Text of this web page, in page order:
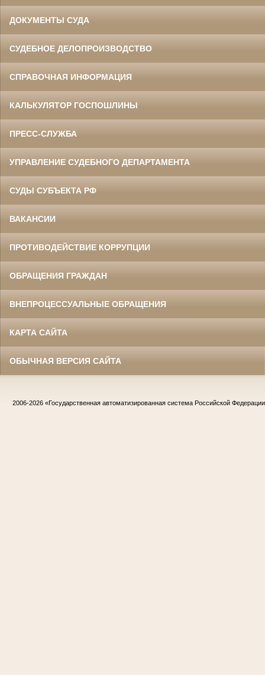
ДОКУМЕНТЫ СУДА
СУДЕБНОЕ ДЕЛОПРОИЗВОДСТВО
СПРАВОЧНАЯ ИНФОРМАЦИЯ
КАЛЬКУЛЯТОР ГОСПОШЛИНЫ
ПРЕСС-СЛУЖБА
УПРАВЛЕНИЕ СУДЕБНОГО ДЕПАРТАМЕНТА
СУДЫ СУБЪЕКТА РФ
ВАКАНСИИ
ПРОТИВОДЕЙСТВИЕ КОРРУПЦИИ
ОБРАЩЕНИЯ ГРАЖДАН
ВНЕПРОЦЕССУАЛЬНЫЕ ОБРАЩЕНИЯ
КАРТА САЙТА
ОБЫЧНАЯ ВЕРСИЯ САЙТА
2006-2026 «Государственная автоматизированная система Российской